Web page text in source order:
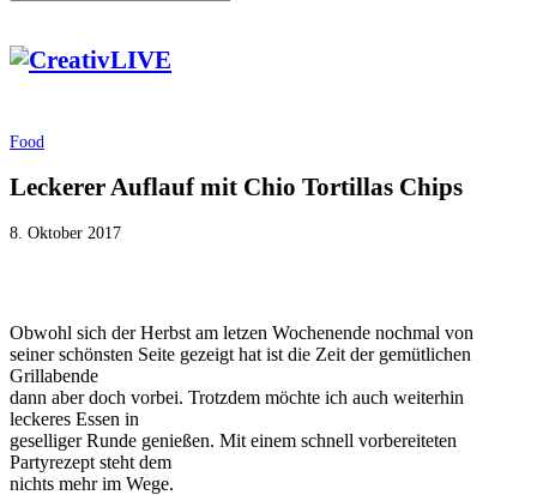
Food
Leckerer Auflauf mit Chio Tortillas Chips
8. Oktober 2017
Obwohl sich der Herbst am letzen Wochenende nochmal von
seiner schönsten Seite gezeigt hat ist die Zeit der gemütlichen
Grillabende
dann aber doch vorbei. Trotzdem möchte ich auch weiterhin
leckeres Essen in
geselliger Runde genießen. Mit einem schnell vorbereiteten
Partyrezept steht dem
nichts mehr im Wege.